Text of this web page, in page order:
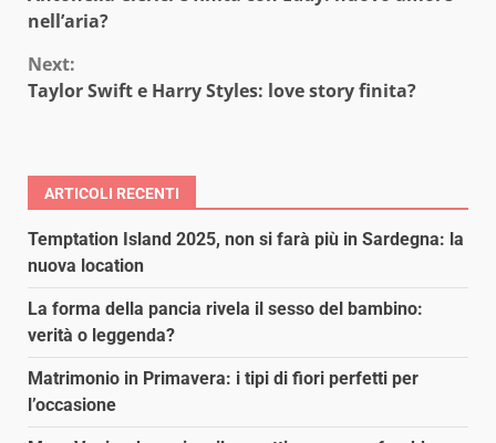
Reading
nell’aria?
Next:
Taylor Swift e Harry Styles: love story finita?
ARTICOLI RECENTI
Temptation Island 2025, non si farà più in Sardegna: la
nuova location
La forma della pancia rivela il sesso del bambino:
verità o leggenda?
Matrimonio in Primavera: i tipi di fiori perfetti per
l’occasione